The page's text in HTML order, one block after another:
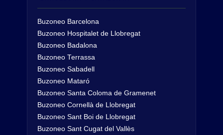
Buzoneo Barcelona
Buzoneo Hospitalet de Llobregat
Buzoneo Badalona
Buzoneo Terrassa
Buzoneo Sabadell
Buzoneo Mataró
Buzoneo Santa Coloma de Gramenet
Buzoneo Cornellà de Llobregat
Buzoneo Sant Boi de Llobregat
Buzoneo Sant Cugat del Vallès